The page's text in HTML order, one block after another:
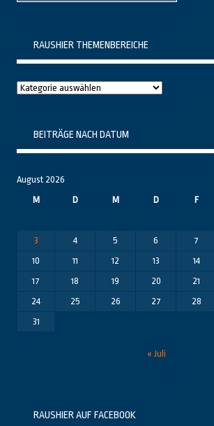
RAUSHIER THEMENBEREICHE
Raushier
BEITRÄGE NACH DATUM
August 2026
M
D M D F
3
4 5 6 7
10
11 12 13 14
17
18 19 20 21
24
25 26 27 28
31
« Juli
RAUSHIER AUF FACEBOOK